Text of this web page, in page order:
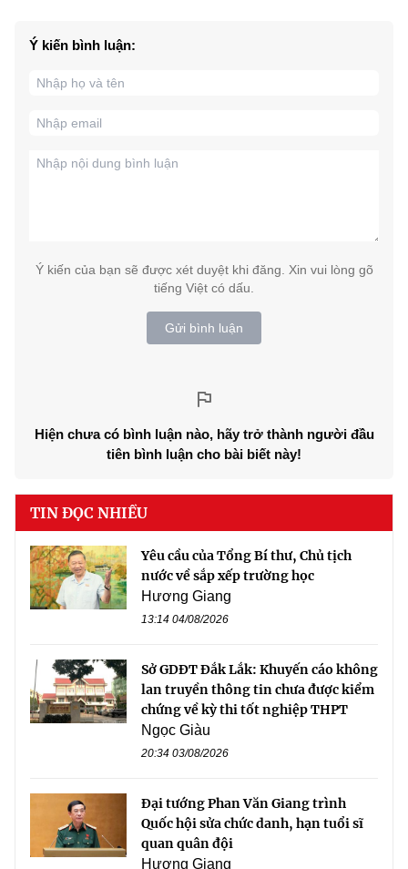
Ý kiến bình luận:
Ý kiến của bạn sẽ được xét duyệt khi đăng. Xin vui lòng gõ
tiếng Việt có dấu.
Gửi bình luận
Hiện chưa có bình luận nào, hãy trở thành người đầu
tiên bình luận cho bài biết này!
TIN ĐỌC NHIỀU
Yêu cầu của Tổng Bí thư, Chủ tịch
nước về sắp xếp trường học
Hương Giang
13:14 04/08/2026
Sở GDĐT Đắk Lắk: Khuyến cáo không
lan truyền thông tin chưa được kiểm
chứng về kỳ thi tốt nghiệp THPT
Ngọc Giàu
20:34 03/08/2026
Đại tướng Phan Văn Giang trình
Quốc hội sửa chức danh, hạn tuổi sĩ
quan quân đội
Hương Giang